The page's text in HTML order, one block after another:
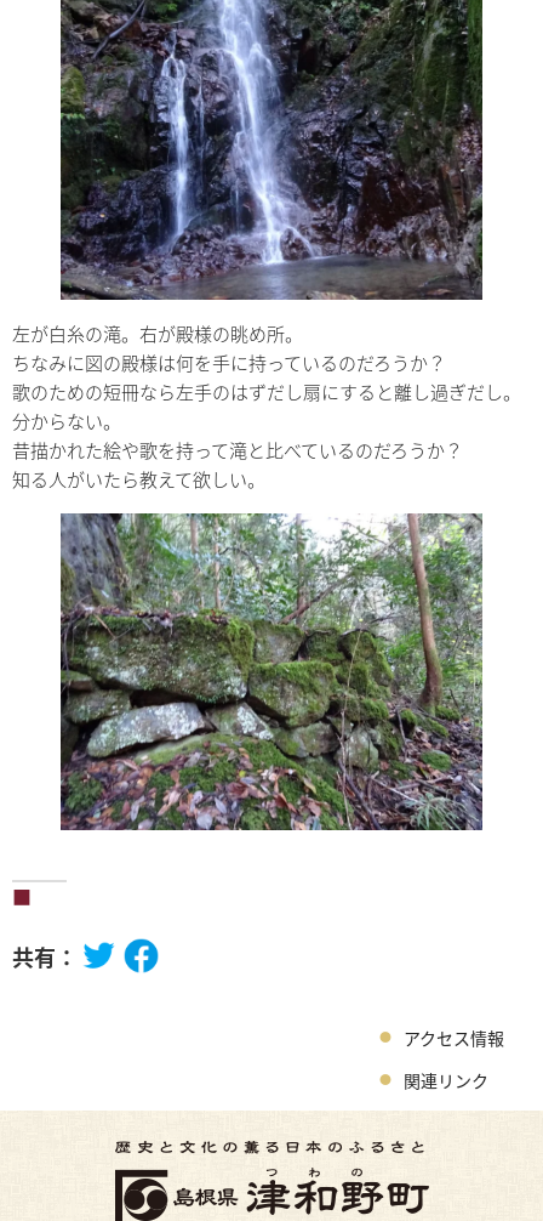
左が白糸の滝。右が殿様の眺め所。
ちなみに図の殿様は何を手に持っているのだろうか？
歌のための短冊なら左手のはずだし扇にすると離し過ぎだし。
分からない。
昔描かれた絵や歌を持って滝と比べているのだろうか？
知る人がいたら教えて欲しい。
共有：
アクセス情報
関連リンク